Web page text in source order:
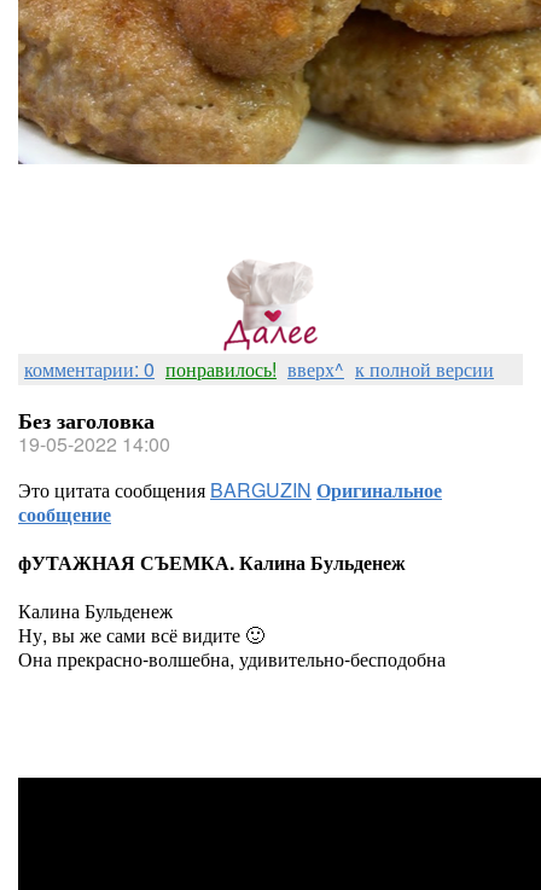
комментарии: 0 понравилось! вверх^ к полной версии
Без заголовка
19-05-2022 14:00
Это цитата сообщения BARGUZIN Оригинальное
сообщение
фУТАЖНАЯ СЪЕМКА. Калина Бульденеж
Калина Бульденеж
Ну, вы же сами всё видите 🙂
Она прекрасно-волшебна, удивительно-бесподобна